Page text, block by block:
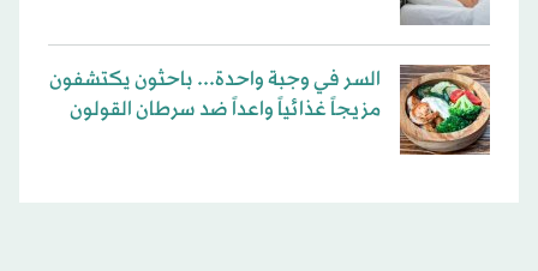
السر في وجبة واحدة... باحثون يكتشفون
مزيجاً غذائياً واعداً ضد سرطان القولون